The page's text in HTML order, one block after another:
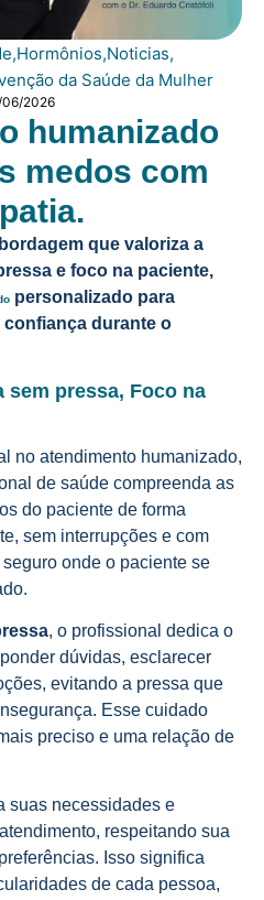
,Hormônios,Noticias,
da Saúde da Mulher
2026
humanizado
medos com
que valoriza a
e foco na paciente,
personalizado para
confiança durante o
sem pressa, Foco na
no atendimento humanizado,
de saúde compreenda as
do paciente de forma
sem interrupções e com
onde o paciente se
, o profissional dedica o
dúvidas, esclarecer
evitando a pressa que
Esse cuidado
preciso e uma relação de
suas necessidades e
respeitando sua
Isso significa
de cada pessoa,